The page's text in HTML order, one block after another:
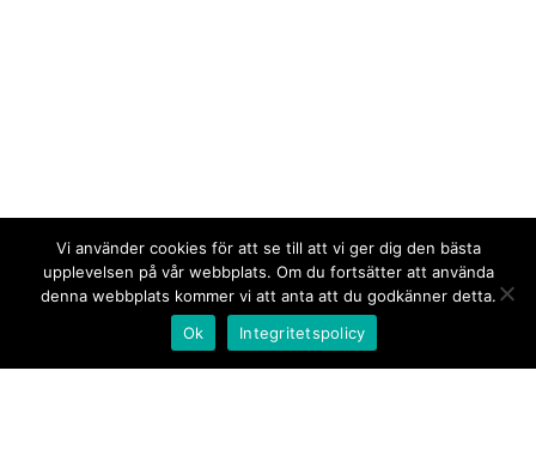
Vi använder cookies för att se till att vi ger dig den bästa
upplevelsen på vår webbplats. Om du fortsätter att använda
denna webbplats kommer vi att anta att du godkänner detta.
Ok
Integritetspolicy